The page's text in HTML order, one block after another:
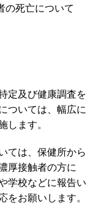
の死亡について
定及び健康調査を
ついては、幅広に
します。
ては、保健所から
厚接触者の方に
学校などに報告い
お願いします。